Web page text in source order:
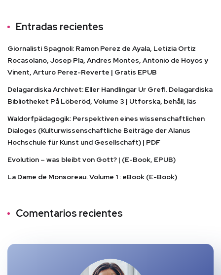
Entradas recientes
Giornalisti Spagnoli: Ramon Perez de Ayala, Letizia Ortiz
Rocasolano, Josep Pla, Andres Montes, Antonio de Hoyos y
Vinent, Arturo Perez-Reverte | Gratis EPUB
Delagardiska Archivet: Eller Handlingar Ur Grefl. Delagardiska
Bibliotheket På Löberöd, Volume 3 | Utforska, behåll, läs
Waldorfpädagogik: Perspektiven eines wissenschaftlichen
Dialoges (Kulturwissenschaftliche Beiträge der Alanus
Hochschule für Kunst und Gesellschaft) | PDF
Evolution – was bleibt von Gott? | (E-Book, EPUB)
La Dame de Monsoreau. Volume 1 : eBook (E-Book)
Comentarios recientes